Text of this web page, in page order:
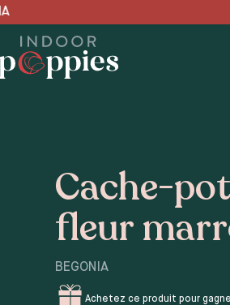
Cache-
fleur
BEGONIA
Achetez ce produit pour